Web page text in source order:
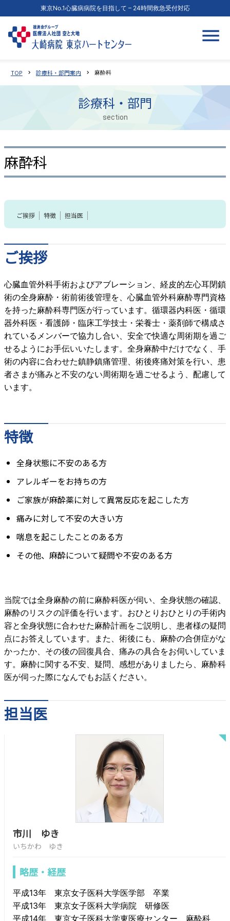
東京No.1心臓病病院を目指して – 24時間救急受付対応
TOP chevron_right 診療科・部門案内 chevron_right 麻酔科
診療科・部門
section
麻酔科
ご挨拶 特徴 担当医
ご挨拶
心臓血管外科手術およびアブレーション、経皮的左心耳閉鎖
術の全身麻酔・術前術後管理を、心臓血管外科麻酔専門資格
を持った麻酔科専門医が行っています。循環器内科医・循環
器外科医・看護師・臨床工学技士・栄養士・薬剤師で構成さ
れているメンバーで協力し合い、安全で快適な周術期を過ご
せるようにお手伝いいたします。全身麻酔中だけでなく、手
術の内容に合わせた鎮静鎮痛管理、術後疼痛対策を行い、患
者さまが痛みと不安のない周術期を過ごせるよう、配慮して
います。
特徴
全身状態に不安のある方
アレルギーをお持ちの方
ご家族が麻酔薬に対して異常反応を起こした方
痛みに対して不安の大きい方
喘息を起こしたことのある方
その他、麻酔について疑問や不安のある方
当院では全身麻酔の前に麻酔科医が伺い、全身状態の確認、
麻酔のリスクの評価を行います。おひとりおひとりの手術内
容と全身状態に合わせた麻酔計画をご説明し、患者様の疑問
点にお答えしています。また、術後にも、麻酔の合併症がな
かったか、その後の回復具合、痛みの具合をお伺いしていま
す。麻酔に関する不安、疑問、感想がありましたら、麻酔科
医が伺った際になんでもお話ください。
担当医
市川 ゆき
いちかわ ゆき
略歴・経歴
平成13年 東京女子医科大学医学部 卒業
平成13年 東京女子医科大学病院 研修医
平成14年 東京女子医科大学東医療センター 麻酔科